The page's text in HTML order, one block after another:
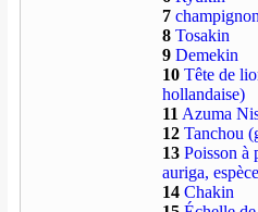
7
8Tosakin
9Demekin
10Tête de
hollandaise)
11 Azuma
12Tanchou
13Poisson à
auriga,
14Chakin